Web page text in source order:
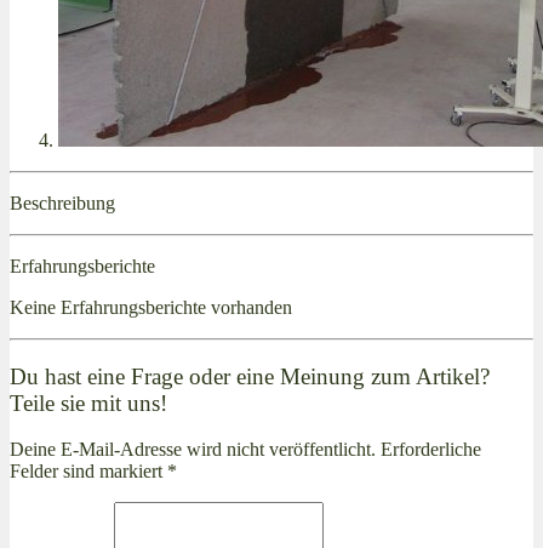
Beschreibung
Erfahrungsberichte
Keine Erfahrungsberichte vorhanden
Du hast eine Frage oder eine Meinung zum Artikel?
Teile sie mit uns!
Deine E-Mail-Adresse wird nicht veröffentlicht. Erforderliche
Felder sind markiert *